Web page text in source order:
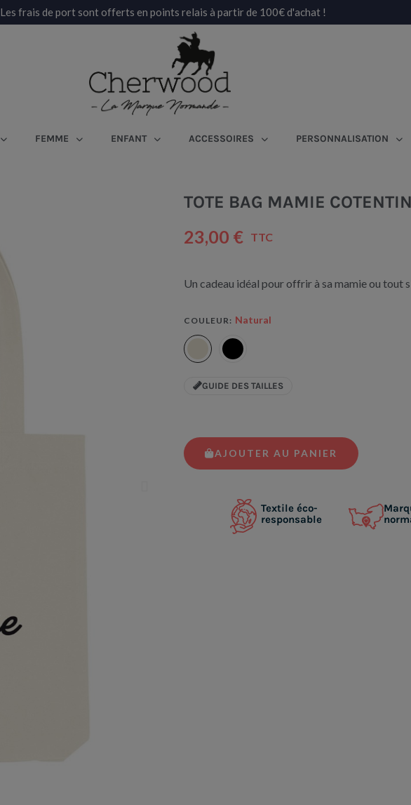
Les frais de port sont offerts en points relais à partir de 100€ d'achat !
FEMME ENFANT ACCESSOIRES PERSONNALISATION
TOTE BAG MAMIE
23,00 € TTC
Un cadeau idéal pour offrir à sa mamie ou tout
COULEUR Natural
GUIDE DES TAILLES
AJOUTER AU PANIER
Textile éco-
responsable